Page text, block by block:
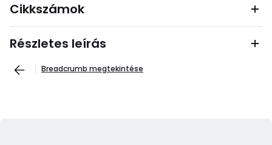
Cikkszámok
Részletes leírás
Breadcrumb megtekintése